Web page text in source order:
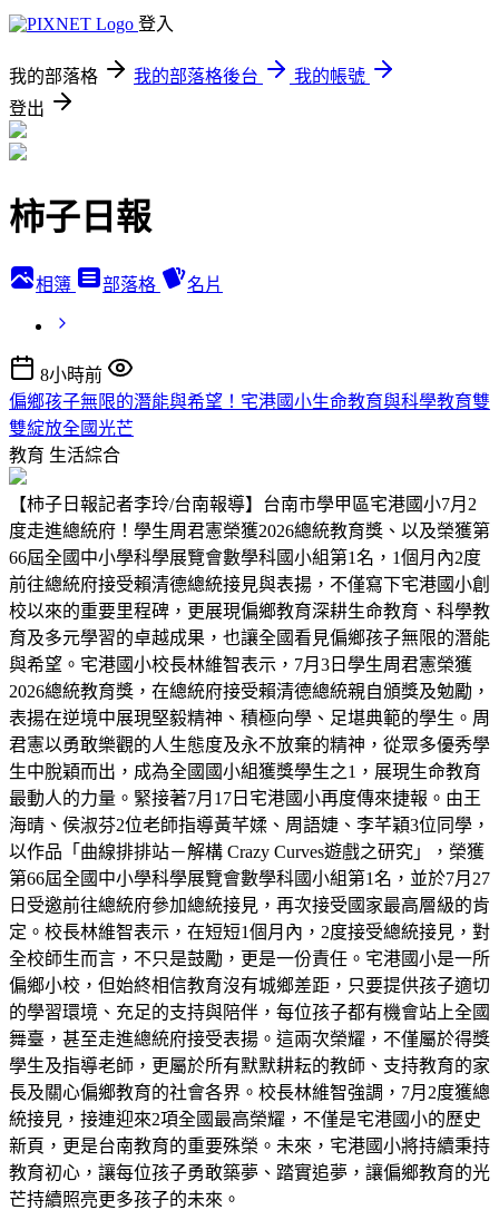
登入
我的部落格 我的部落格後台
我的帳號
登出
柿子日報
相簿 部落格 名片
8小時前
偏鄉孩子無限的潛能與希望！宅港國小生命教育與科學教育雙
雙綻放全國光芒
教育 生活綜合
【柿子日報記者李玲/台南報導】台南市學甲區宅港國小7月2
度走進總統府！學生周君憲榮獲2026總統教育獎、以及榮獲第
66屆全國中小學科學展覽會數學科國小組第1名，1個月內2度
前往總統府接受賴清德總統接見與表揚，不僅寫下宅港國小創
校以來的重要里程碑，更展現偏鄉教育深耕生命教育、科學教
育及多元學習的卓越成果，也讓全國看見偏鄉孩子無限的潛能
與希望。宅港國小校長林維智表示，7月3日學生周君憲榮獲
2026總統教育獎，在總統府接受賴清德總統親自頒獎及勉勵，
表揚在逆境中展現堅毅精神、積極向學、足堪典範的學生。周
君憲以勇敢樂觀的人生態度及永不放棄的精神，從眾多優秀學
生中脫穎而出，成為全國國小組獲獎學生之1，展現生命教育
最動人的力量。緊接著7月17日宅港國小再度傳來捷報。由王
海晴、侯淑芬2位老師指導黃芊媃、周語婕、李芊穎3位同學，
以作品「曲線排排站－解構 Crazy Curves遊戲之研究」，榮獲
第66屆全國中小學科學展覽會數學科國小組第1名，並於7月27
日受邀前往總統府參加總統接見，再次接受國家最高層級的肯
定。校長林維智表示，在短短1個月內，2度接受總統接見，對
全校師生而言，不只是鼓勵，更是一份責任。宅港國小是一所
偏鄉小校，但始終相信教育沒有城鄉差距，只要提供孩子適切
的學習環境、充足的支持與陪伴，每位孩子都有機會站上全國
舞臺，甚至走進總統府接受表揚。這兩次榮耀，不僅屬於得獎
學生及指導老師，更屬於所有默默耕耘的教師、支持教育的家
長及關心偏鄉教育的社會各界。校長林維智強調，7月2度獲總
統接見，接連迎來2項全國最高榮耀，不僅是宅港國小的歷史
新頁，更是台南教育的重要殊榮。未來，宅港國小將持續秉持
教育初心，讓每位孩子勇敢築夢、踏實追夢，讓偏鄉教育的光
芒持續照亮更多孩子的未來。